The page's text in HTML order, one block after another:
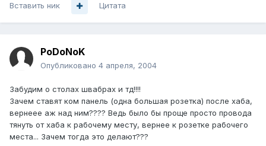
Вставить ник Цитата
PoDoNoK
Опубликовано 4 апреля, 2004
Забудим о столах швабрах и тд!!!!
Зачем ставят ком панель (одна большая розетка) после хаба,
вернеее аж над ним???? Ведь было бы проще просто провода
тянуть от хаба к рабочему месту, вернее к розетке рабочего
места... Зачем тогда это делают???